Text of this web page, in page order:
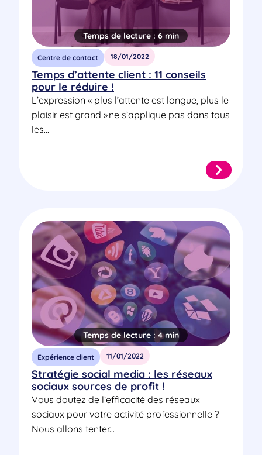
Temps de lecture : 6 min
Centre de contact 18/01/2022
Temps d’attente client : 11 conseils
pour le réduire !
L’expression « plus l’attente est longue, plus le
plaisir est grand » ne s’applique pas dans tous
les...
Temps de lecture : 4 min
Expérience client 11/01/2022
Stratégie social media : les réseaux
sociaux sources de profit !
Vous doutez de l’efficacité des réseaux
sociaux pour votre activité professionnelle ?
Nous allons tenter...